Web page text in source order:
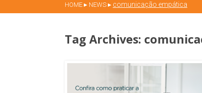
HOME ▸ NEWS ▸ comunicação empática
Tag Archives: